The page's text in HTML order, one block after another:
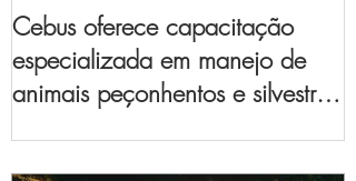
Cebus oferece capacitação
especializada em manejo de
animais peçonhentos e silvestres